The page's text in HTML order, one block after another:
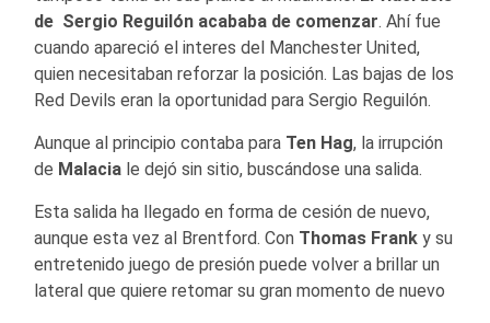
de Sergio Reguilón acababa de comenzar. Ahí fue
cuando apareció el interes del Manchester United,
quien necesitaban reforzar la posición. Las bajas de los
Red Devils eran la oportunidad para Sergio Reguilón.
Aunque al principio contaba para Ten Hag, la irrupción
de Malacia le dejó sin sitio, buscándose una salida.
Esta salida ha llegado en forma de cesión de nuevo,
aunque esta vez al Brentford. Con Thomas Frank y su
entretenido juego de presión puede volver a brillar un
lateral que quiere retomar su gran momento de nuevo